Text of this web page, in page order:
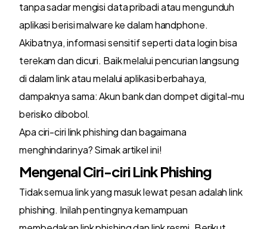
tanpa sadar mengisi data pribadi atau mengunduh
aplikasi berisi malware ke dalam handphone.
Akibatnya, informasi sensitif seperti data login bisa
terekam dan dicuri. Baik melalui pencurian langsung
di dalam link atau melalui aplikasi berbahaya,
dampaknya sama: Akun bank dan dompet digital-mu
berisiko dibobol.
Apa ciri-ciri link phishing dan bagaimana
menghindarinya? Simak artikel ini!
Mengenal Ciri-ciri Link Phishing
Tidak semua link yang masuk lewat pesan adalah link
phishing. Inilah pentingnya kemampuan